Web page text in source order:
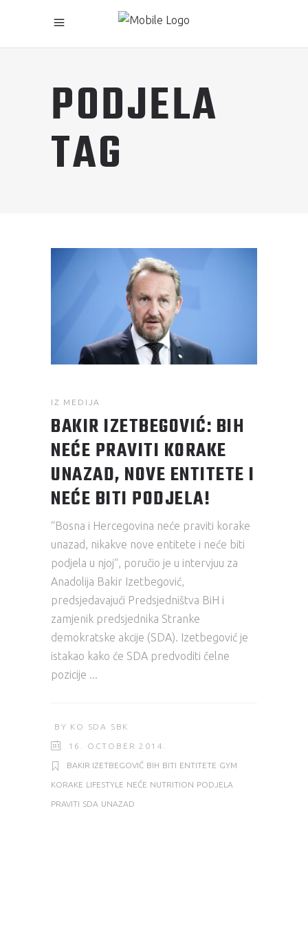
PODJELA
TAG
IZ MEDIJA
BAKIR IZETBEGOVIĆ: BIH
NEĆE PRAVITI KORAKE
UNAZAD, NOVE ENTITETE I
NEĆE BITI PODJELA!
“Bosna i Hercegovina neće praviti korake
unazad, nikakve nove entitete i neće biti
podjela u njoj“, poručio je u intervjuu za
Anadolija Bakir Izetbegović,
predsjedavajući Predsjedništva BiH i
zamjenik predsjednika Stranke
demokratske akcije (SDA). Izetbegović je
istakao kako će SDA predvoditi čelne
pozicije
BY KO SDA SBK
16. OCTOBER 2014.
BAKIR IZETBEGOVIĆ BIH BITI ENTITETE GYM
KORAKE LIFESTYLE NEĆE NUTRITION PODJELA
PRAVITI SDA UNAZAD